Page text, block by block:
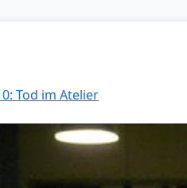
Tod im Atelier